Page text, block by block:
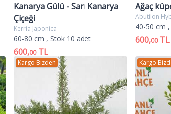
Kanarya Gülü - Sarı Kanarya
Çiçeği
Kerria Japonica
60-80 cm , Stok 10 adet
600,00TL
Ağaç
Abutilon
40-50 cm
600,00TL
Kargo Bizden Kargo